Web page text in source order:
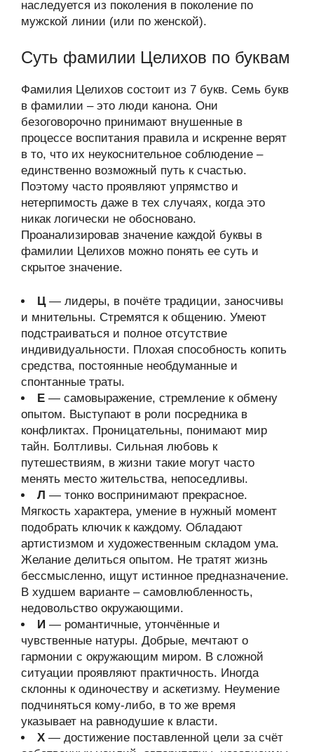
наследуется из поколения в поколение по
мужской линии (или по женской).
Суть фамилии Целихов по буквам
Фамилия Целихов состоит из 7 букв. Семь букв
в фамилии – это люди канона. Они
безоговорочно принимают внушенные в
процессе воспитания правила и искренне верят
в то, что их неукоснительное соблюдение –
единственно возможный путь к счастью.
Поэтому часто проявляют упрямство и
нетерпимость даже в тех случаях, когда это
никак логически не обосновано.
Проанализировав значение каждой буквы в
фамилии Целихов можно понять ее суть и
скрытое значение.
Ц— лидеры, в почёте традиции, заносчивы
и мнительны. Стремятся к общению. Умеют
подстраиваться и полное отсутствие
индивидуальности. Плохая способность копить
средства, постоянные необдуманные и
спонтанные траты.
Е — самовыражение, стремление к обмену
опытом. Выступают в роли посредника в
конфликтах. Проницательны, понимают мир
тайн. Болтливы. Сильная любовь к
путешествиям, в жизни такие могут часто
менять место жительства, непоседливы.
Л — тонко воспринимают прекрасное.
Мягкость характера, умение в нужный момент
подобрать ключик к каждому. Обладают
артистизмом и художественным складом ума.
Желание делиться опытом. Не тратят жизнь
бессмысленно, ищут истинное предназначение.
В худшем варианте – самовлюбленность,
недовольство окружающими.
И — романтичные, утончённые и
чувственные натуры. Добрые, мечтают о
гармонии с окружающим миром. В сложной
ситуации проявляют практичность. Иногда
склонны к одиночеству и аскетизму. Неумение
подчиняться кому-либо, в то же время
указывает на равнодушие к власти.
Х — достижение поставленной цели за счёт